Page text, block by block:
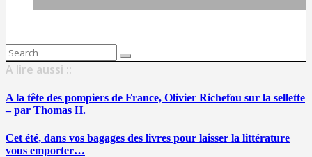
Search
for:
A lire aussi ::
A la tête des pompiers de France, Olivier Richefou sur la sellette
– par Thomas H.
Cet été, dans vos bagages des livres pour laisser la littérature
vous emporter…